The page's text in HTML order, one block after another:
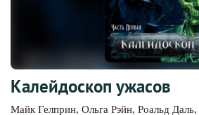
Калейдоскоп ужасов
Майк Гелприн, Ольга Рэйн, Роальд Даль,